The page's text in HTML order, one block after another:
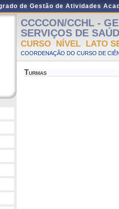
de Gestão de Atividades
CCCCON/CCHL -
SERVIÇOS DE
CURSO NÍVEL LATO
COORDENAÇÃO DO CURSO DE
Turmas